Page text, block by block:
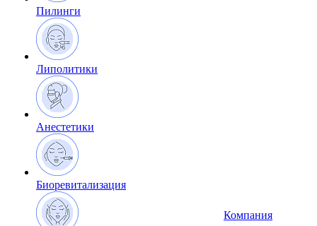
Пилинги
Липолитики
Анестетики
Биоревитализация
Компания